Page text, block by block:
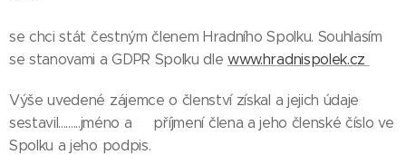
se chci stát čestným členem Hradního Spolku. Souhlasím
se stanovami a GDPR Spolku dlewww.hradnispolek.cz
Výše uvedené zájemce o členství získal a jejich údaje
sestavil.........jméno a příjmení člena a jeho členské číslo ve
Spolku a jeho podpis.